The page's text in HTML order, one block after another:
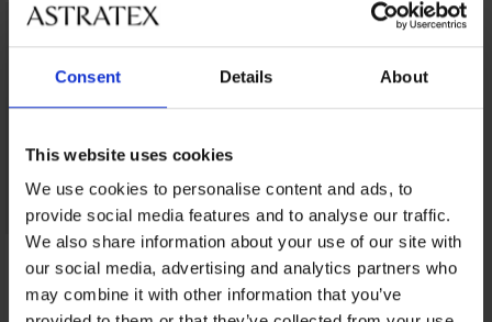
Consent Details About
This website uses cookies
We use cookies to personalise content and ads, to
provide social media features and to analyse our traffic.
We also share information about your use of our site with
our social media, advertising and analytics partners who
may combine it with other information that you’ve
3 PACK boxershorts
in een blikje
34,99 €